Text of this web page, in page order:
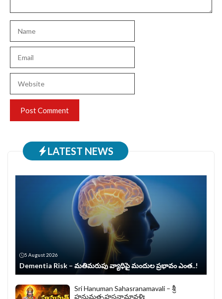
LATEST NEWS
5 August 2026
Dementia Risk – మతిమరుపు వ్యాధిపై మందుల ప్రభావం ఎంత..!
Sri Hanuman Sahasranamavali – శ్రీ
హనుమత్సహస్రనామావళిః